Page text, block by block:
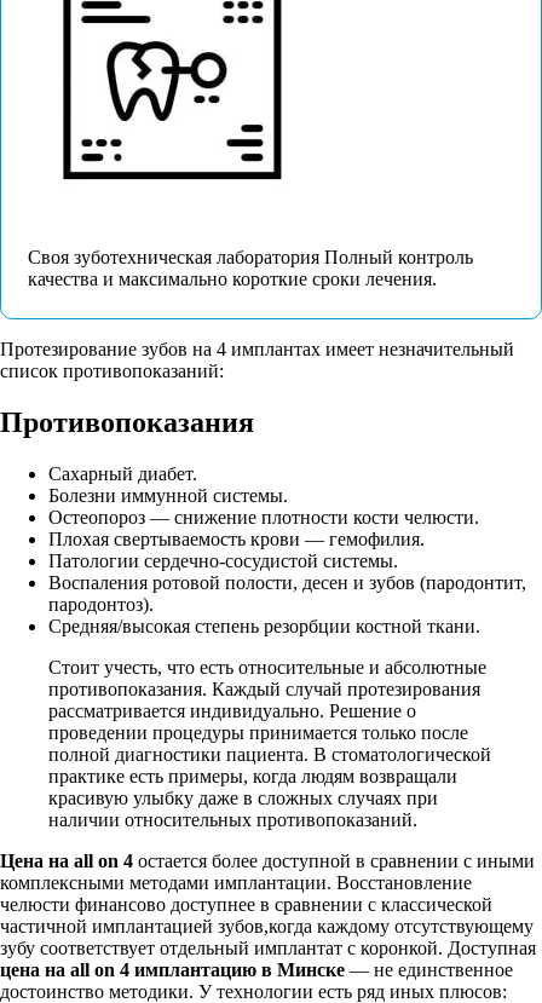
Своя зуботехническая лаборатория Полный контроль
качества и максимально короткие сроки лечения.
Протезирование зубов на 4 имплантах имеет незначительный
список противопоказаний:
Противопоказания
Сахарный диабет.
Болезни иммунной системы.
Остеопороз — снижение плотности кости челюсти.
Плохая свертываемость крови — гемофилия.
Патологии сердечно-сосудистой системы.
Воспаления ротовой полости, десен и зубов (пародонтит,
пародонтоз).
Средняя/высокая степень резорбции костной ткани.
Стоит учесть, что есть относительные и абсолютные
противопоказания. Каждый случай протезирования
рассматривается индивидуально. Решение о
проведении процедуры принимается только после
полной диагностики пациента. В стоматологической
практике есть примеры, когда людям возвращали
красивую улыбку даже в сложных случаях при
наличии относительных противопоказаний.
Цена на all on 4 остается более доступной в сравнении с иными
комплексными методами имплантации. Восстановление
челюсти финансово доступнее в сравнении с классической
частичной имплантацией зубов,когда каждому отсутствующему
зубу соответствует отдельный имплантат с коронкой. Доступная
цена на all on 4 имплантацию в Минске — не единственное
достоинство методики. У технологии есть ряд иных плюсов: